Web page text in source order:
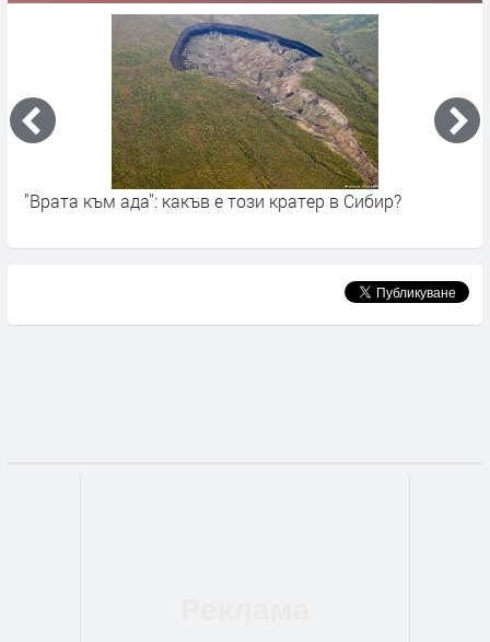
"Врата към ада": какъв е този кратер в Сибир?